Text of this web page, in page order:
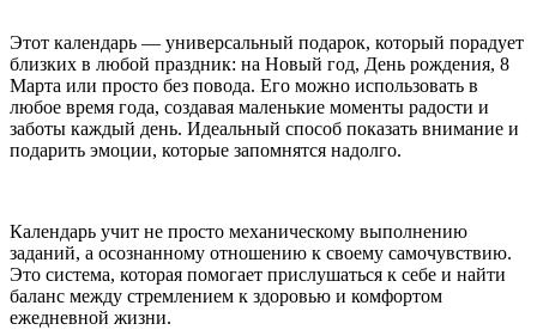
Этот календарь — универсальный подарок, который порадует
близких в любой праздник: на Новый год, День рождения, 8
Марта или просто без повода. Его можно использовать в
любое время года, создавая маленькие моменты радости и
заботы каждый день. Идеальный способ показать внимание и
подарить эмоции, которые запомнятся надолго.
Календарь учит не просто механическому выполнению
заданий, а осознанному отношению к своему самочувствию.
Это система, которая помогает прислушаться к себе и найти
баланс между стремлением к здоровью и комфортом
ежедневной жизни.